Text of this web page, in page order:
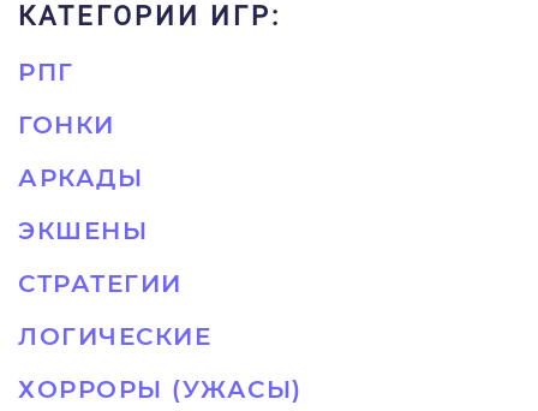
КАТЕГОРИИ ИГР:
РПГ
ГОНКИ
АРКАДЫ
ЭКШЕНЫ
СТРАТЕГИИ
ЛОГИЧЕСКИЕ
ХОРРОРЫ (УЖАСЫ)